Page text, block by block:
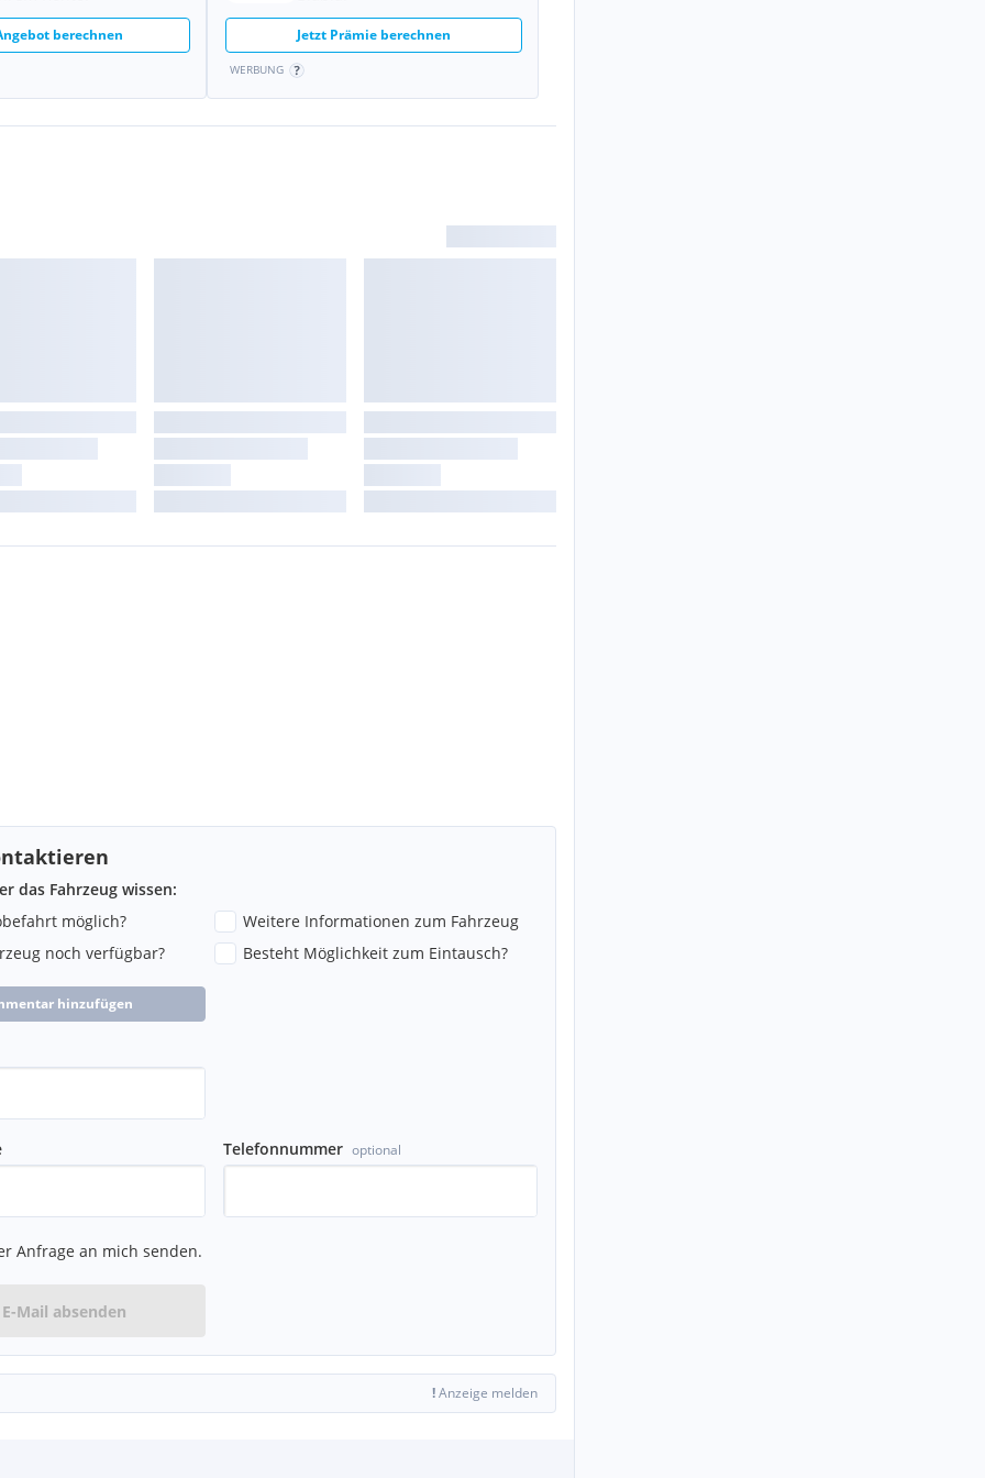
Box)
berechnen Jetzt Prämie berechnen
WERBUNG
das Fahrzeug wissen:
möglich?
Weitere Informationen zum Fahrzeug
noch verfügbar?
Besteht Möglichkeit zum Eintausch?
hinzufügen
Telefonnummer optional
Anfrage an mich senden.
E-Mail absenden
!Anzeige melden